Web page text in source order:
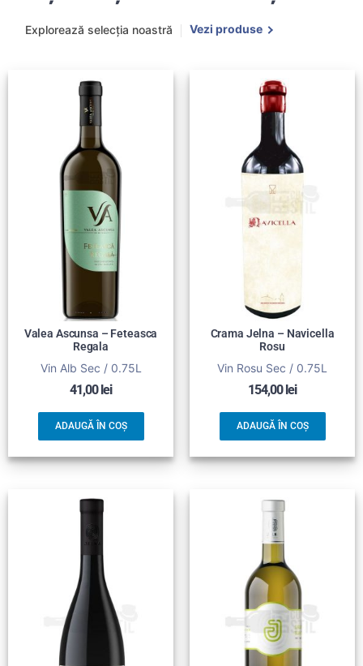
Explorează selecția noastră Vezi produse
Valea Ascunsa – Feteasca
Regala
Vin Alb Sec / 0.75L
41,00 lei
ADAUGĂ ÎN COȘ
Crama Jelna – Navicella
Rosu
Vin Rosu Sec / 0.75L
154,00 lei
ADAUGĂ ÎN COȘ